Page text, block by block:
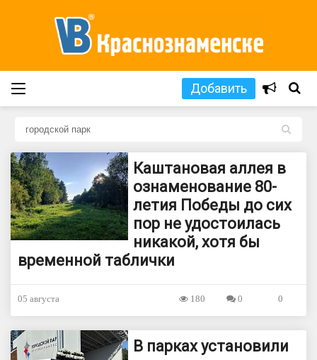
Добавить
L
Каштановая аллея в
ознаменование 80-
летия Победы до сих
пор не удостоилась
никакой, хотя бы
временной таблички
05 августа 0
0
180
В парках установили